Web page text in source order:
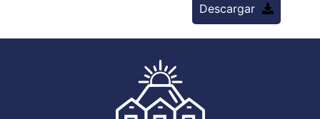
Descargar